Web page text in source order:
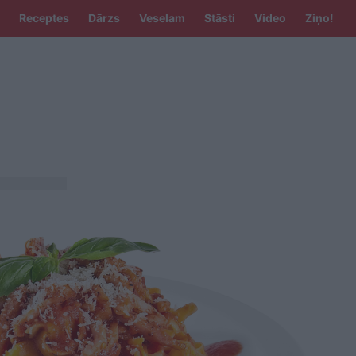
Receptes Dārzs Veselam Stāsti Video Ziņo!